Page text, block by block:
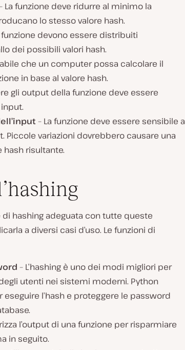
La funzione deve ridurre al minimo la
lo stesso valore hash.
funzione devono essere distribuiti
dei possibili valori hash.
che un computer possa calcolare il
in base al valore hash.
gli output della funzione deve essere
– La funzione deve essere sensibile a
Piccole variazioni dovrebbero causare una
hash risultante.
hashing adeguata con tutte queste
a diversi casi d’uso. Le funzioni di
– L’hashing è uno dei modi migliori per
utenti nei sistemi moderni. Python
l’hash e proteggere le password
l’output di una funzione per risparmiare
in seguito.